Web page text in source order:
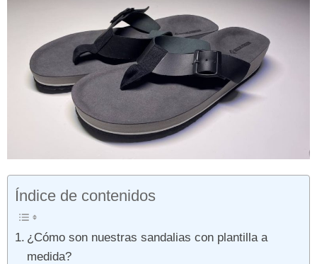
Índice de contenidos
¿Cómo son nuestras sandalias con plantilla a
medida?